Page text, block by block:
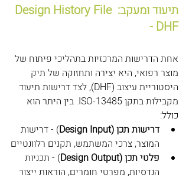
תיעוד ומעקב: Design History File
- DHF
אחת הדרישות המרכזיות בתהליכי פיתוח של
מוצר רפואי, היא יצירה ותחזוקה של תיק
היסטוריית עיצוב (DHF), לצד דרישות תיעוד
מקבילות בתקן ISO-13485. בין היתר הוא
כולל:
דרישות תכן (Design Input
) - דרישות
המוצר, צרכי המשתמש, תקנים רלוונטיים
פלטי תכן (Design Output
) - תכניות
הנדסיות, מפרטי חומרים, הוראות ייצור